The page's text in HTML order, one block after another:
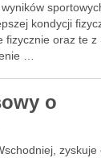
kondycji
fizycznie oraz te z
…
o
zyskuje